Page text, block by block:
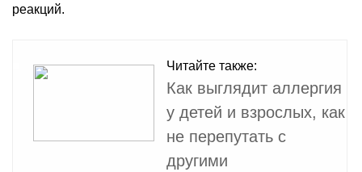
реакций.
Читайте также:
Как выглядит аллергия
у детей и взрослых, как
не перепутать с
другими